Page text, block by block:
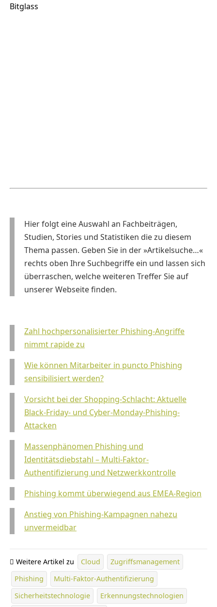
Bitglass
Hier folgt eine Auswahl an Fachbeiträgen,
Studien, Stories und Statistiken die zu diesem
Thema passen. Geben Sie in der »Artikelsuche…«
rechts oben Ihre Suchbegriffe ein und lassen sich
überraschen, welche weiteren Treffer Sie auf
unserer Webseite finden.
Zahl hochpersonalisierter Phishing-Angriffe
nimmt rapide zu
Wie können Mitarbeiter in puncto Phishing
sensibilisiert werden?
Vorsicht bei der Shopping-Schlacht: Aktuelle
Black-Friday- und Cyber-Monday-Phishing-
Attacken
Massenphänomen Phishing und
Identitätsdiebstahl – Multi-Faktor-
Authentifizierung und Netzwerkkontrolle
Phishing kommt überwiegend aus EMEA-Region
Anstieg von Phishing-Kampagnen nahezu
unvermeidbar
Weitere Artikel zu Cloud
Zugriffsmanagement
Phishing
Multi-Faktor-Authentifizierung
Sicherheitstechnologie
Erkennungstechnologien